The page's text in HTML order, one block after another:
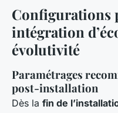
Configurations
intégration
évolutivité
Paramétrages
post-installation
Dès la fin de